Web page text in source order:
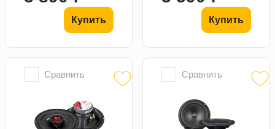
Купить Купить
Сравнить Сравнить